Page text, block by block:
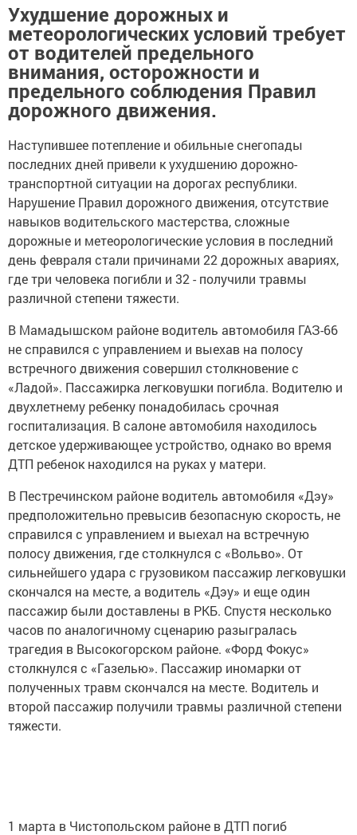
Ухудшение дорожных и
метеорологических условий требует
от водителей предельного
внимания, осторожности и
предельного соблюдения Правил
дорожного движения.
Наступившее потепление и обильные снегопады
последних дней привели к ухудшению дорожно-
транспортной ситуации на дорогах республики.
Нарушение Правил дорожного движения, отсутствие
навыков водительского мастерства, сложные
дорожные и метеорологические условия в последний
день февраля стали причинами 22 дорожных авариях,
где три человека погибли и 32 - получили травмы
различной степени тяжести.
В Мамадышском районе водитель автомобиля ГАЗ-66
не справился с управлением и выехав на полосу
встречного движения совершил столкновение с
«Ладой». Пассажирка легковушки погибла. Водителю и
двухлетнему ребенку понадобилась срочная
госпитализация. В салоне автомобиля находилось
детское удерживающее устройство, однако во время
ДТП ребенок находился на руках у матери.
В Пестречинском районе водитель автомобиля «Дэу»
предположительно превысив безопасную скорость, не
справился с управлением и выехал на встречную
полосу движения, где столкнулся с «Вольво». От
сильнейшего удара с грузовиком пассажир легковушки
скончался на месте, а водитель «Дэу» и еще один
пассажир были доставлены в РКБ. Спустя несколько
часов по аналогичному сценарию разыгралась
трагедия в Высокогорском районе. «Форд Фокус»
столкнулся с «Газелью». Пассажир иномарки от
полученных травм скончался на месте. Водитель и
второй пассажир получили травмы различной степени
тяжести.
1 марта в Чистопольском районе в ДТП погиб